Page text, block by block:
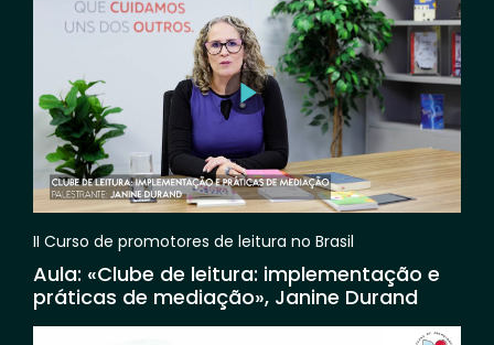
II Curso de promotores de leitura no Brasil
Aula: «Clube de leitura: implementação e
práticas de mediação», Janine Durand